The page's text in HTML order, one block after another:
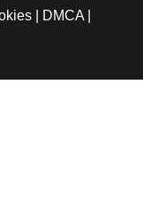
DMCA|